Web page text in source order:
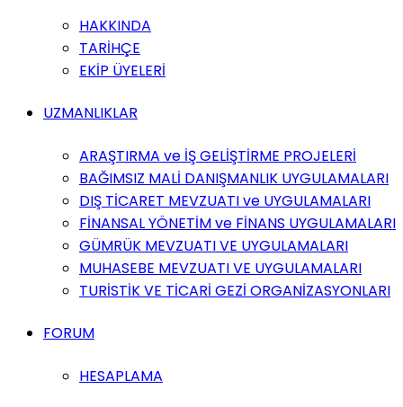
HAKKINDA
TARİHÇE
EKİP ÜYELERİ
UZMANLIKLAR
ARAŞTIRMA ve İŞ GELİŞTİRME PROJELERİ
BAĞIMSIZ MALİ DANIŞMANLIK UYGULAMALARI
DIŞ TİCARET MEVZUATI ve UYGULAMALARI
FİNANSAL YÖNETİM ve FİNANS UYGULAMALARI
GÜMRÜK MEVZUATI VE UYGULAMALARI
MUHASEBE MEVZUATI VE UYGULAMALARI
TURİSTİK VE TİCARİ GEZİ ORGANİZASYONLARI
FORUM
HESAPLAMA